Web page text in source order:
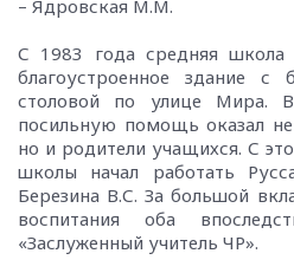
– Ядровская М.М.
С 1983 года средняя
благоустроенное здание
столовой по улице Мира.
посильную помощь оказал не
но и родители учащихся. С
школы начал работать
Березина В.С. За большой
воспитания оба
«Заслуженный учитель ЧР».